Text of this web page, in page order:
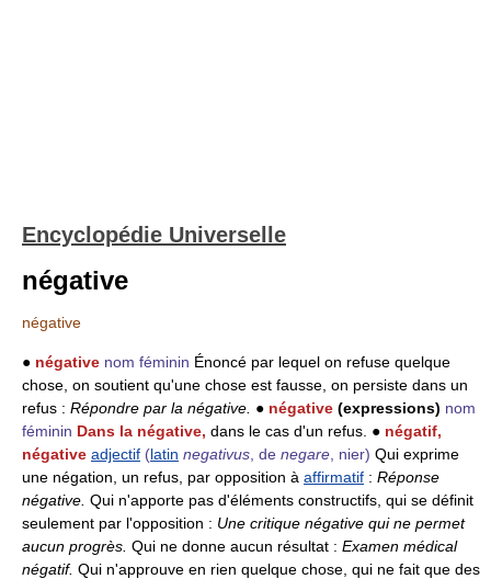
Encyclopédie Universelle
négative
négative
● négative nom féminin Énoncé par lequel on refuse quelque
chose, on soutient qu'une chose est fausse, on persiste dans un
refus : Répondre par la négative. ● négative (expressions) nom
féminin Dans la négative, dans le cas d'un refus. ● négatif,
négative adjectif (latin negativus , de negare , nier) Qui exprime
une négation, un refus, par opposition à affirmatif : Réponse
négative. Qui n'apporte pas d'éléments constructifs, qui se définit
seulement par l'opposition : Une critique négative qui ne permet
aucun progrès. Qui ne donne aucun résultat : Examen médical
négatif. Qui n'approuve en rien quelque chose, qui ne fait que des